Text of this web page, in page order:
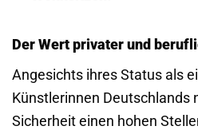
Der Wert privater und
Angesichts ihres Status als
Künstlerinnen Deutschlands
Sicherheit einen hohen